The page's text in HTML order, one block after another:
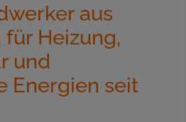
aus
Heizung,
und
Energien seit